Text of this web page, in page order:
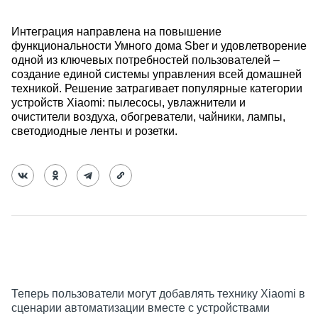
Интеграция направлена на повышение
функциональности Умного дома Sber и удовлетворение
одной из ключевых потребностей пользователей –
создание единой системы управления всей домашней
техникой. Решение затрагивает популярные категории
устройств Xiaomi: пылесосы, увлажнители и
очистители воздуха, обогреватели, чайники, лампы,
светодиодные ленты и розетки.
Теперь пользователи могут добавлять технику Xiaomi в
сценарии автоматизации вместе с устройствами